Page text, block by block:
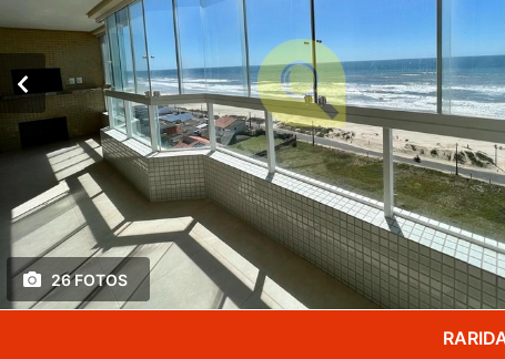
26 FOTOS